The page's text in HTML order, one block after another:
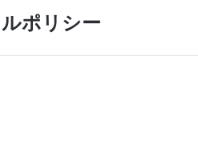
ポリシー